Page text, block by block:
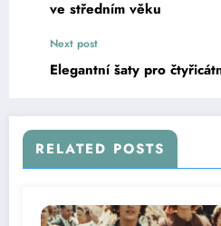
ve středním věku
Next post
Elegantní šaty pro
RELATED POSTS